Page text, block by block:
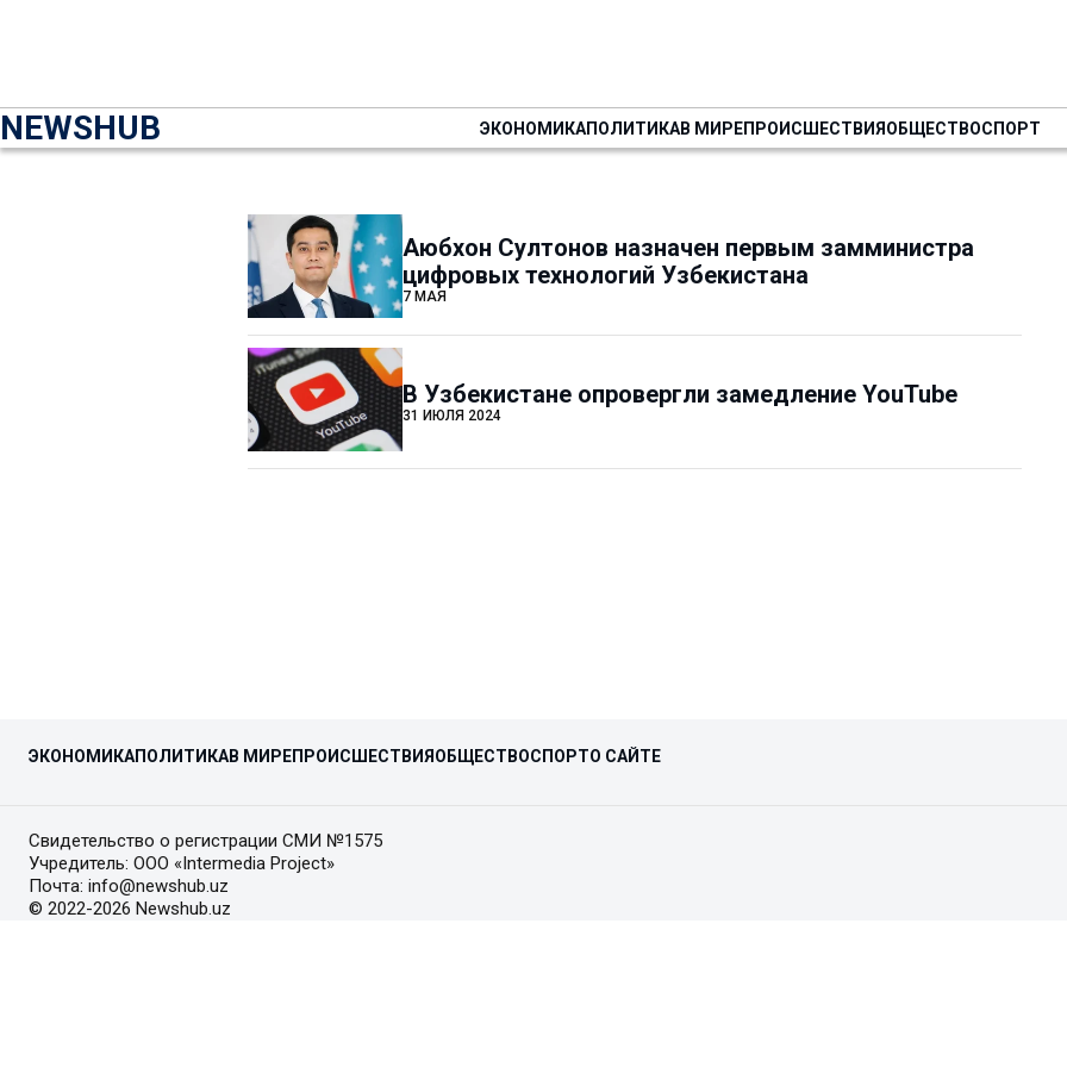
NEWSHUB ЭКОНОМИКАПОЛИТИКАВ МИРЕПРОИСШЕСТВИЯОБЩЕСТВОСПОРТ
Аюбхон Султонов назначен первым замминистра
цифровых технологий Узбекистана
7 МАЯ
В Узбекистане опровергли замедление YouTube
31 ИЮЛЯ 2024
ЭКОНОМИКАПОЛИТИКАВ МИРЕПРОИСШЕСТВИЯ ОБЩЕСТВОСПОРТО САЙТЕ
Свидетельство о регистрации СМИ №1575
Учредитель: ООО «Intermedia Project»
Почта: info@newshub.uz
© 2022-2026 Newshub.uz